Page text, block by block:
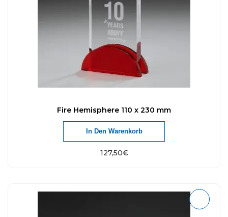
Fire Hemisphere 110 x 230 mm
127,50€
In Den Warenkorb